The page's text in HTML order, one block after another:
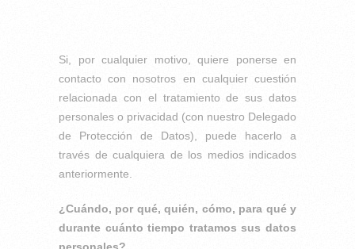
Si, por cualquier motivo, quiere ponerse en
contacto con nosotros en cualquier cuestión
relacionada con el tratamiento de sus datos
personales o privacidad (con nuestro Delegado
de Protección de Datos), puede hacerlo a
través de cualquiera de los medios indicados
anteriormente.
¿Cuándo, por qué, quién, cómo, para qué y
durante cuánto tiempo tratamos sus datos